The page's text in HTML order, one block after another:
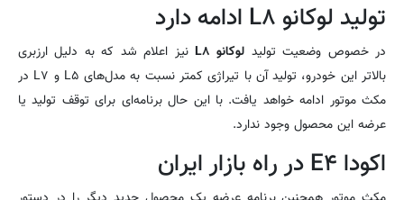
تولید لوکانو L۸ ادامه دارد
در خصوص وضعیت تولید لوکانو L۸
نیز اعلام شد که به دلیل ارزبری
بالاتر این خودرو، تولید آن با تیراژی کمتر نسبت به مدل‌های L۵ و L۷ در
مکث موتور ادامه خواهد یافت. با این حال برنامه‌ای برای توقف تولید یا
عرضه این محصول وجود ندارد.
اکودا E۴ در راه بازار ایران